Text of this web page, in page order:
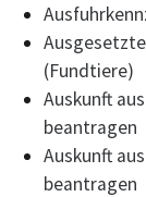
(Fundtiere)
Auskunft
beantragen
Auskunft
beantragen